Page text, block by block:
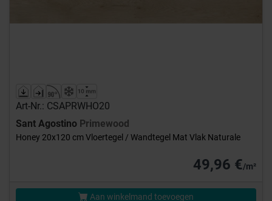
Art-Nr.: CSAPRWHO20
Sant Agostino Primewood
Honey 20x120 cm Vloertegel / Wandtegel Mat Vlak Naturale
49,96 €/m²
Aan winkelmand toevoegen